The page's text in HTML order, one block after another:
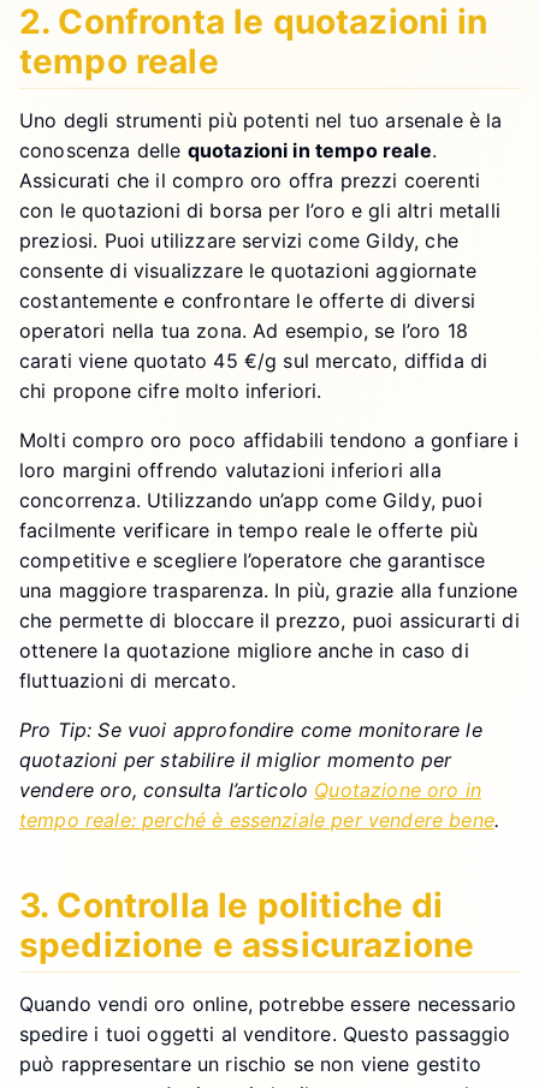
2. Confronta le quotazioni in
tempo reale
Uno degli strumenti più potenti nel tuo arsenale è la
conoscenza delle quotazioni in tempo reale.
Assicurati che il compro oro offra prezzi coerenti
con le quotazioni di borsa per l’oro e gli altri metalli
preziosi. Puoi utilizzare servizi come Gildy, che
consente di visualizzare le quotazioni aggiornate
costantemente e confrontare le offerte di diversi
operatori nella tua zona. Ad esempio, se l’oro 18
carati viene quotato 45 €/g sul mercato, diffida di
chi propone cifre molto inferiori.
Molti compro oro poco affidabili tendono a gonfiare i
loro margini offrendo valutazioni inferiori alla
concorrenza. Utilizzando un’app come Gildy, puoi
facilmente verificare in tempo reale le offerte più
competitive e scegliere l’operatore che garantisce
una maggiore trasparenza. In più, grazie alla funzione
che permette di bloccare il prezzo, puoi assicurarti di
ottenere la quotazione migliore anche in caso di
fluttuazioni di mercato.
Pro Tip: Se vuoi approfondire come monitorare le
quotazioni per stabilire il miglior momento per
vendere oro, consulta l’articolo Quotazione oro in
tempo reale: perché è essenziale per vendere bene.
3. Controlla le politiche di
spedizione e assicurazione
Quando vendi oro online, potrebbe essere necessario
spedire i tuoi oggetti al venditore. Questo passaggio
può rappresentare un rischio se non viene gestito